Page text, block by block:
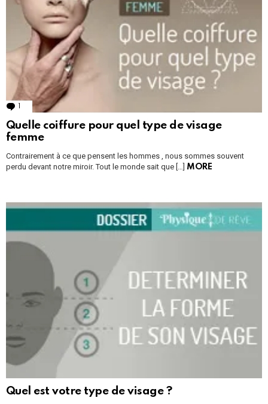
1 Comment
Quelle coiffure pour quel type de visage
femme
Contrairement à ce que pensent les hommes , nous sommes souvent
perdu devant notre miroir. Tout le monde sait que […]
MORE
Quel est votre type de visage ?